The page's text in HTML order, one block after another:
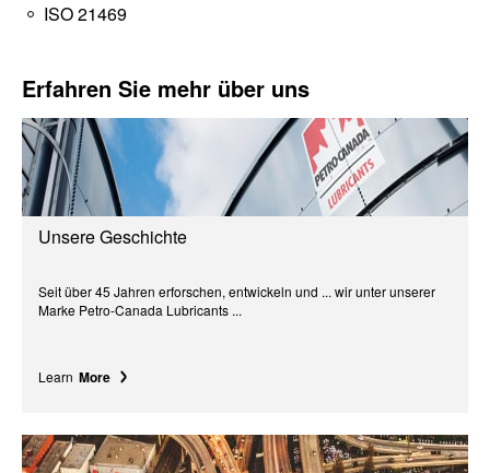
ISO 21469
Erfahren Sie mehr über uns
Unsere Geschichte
Seit über 45 Jahren erforschen, entwickeln und ... wir unter unserer
Marke Petro-Canada Lubricants ...
Learn More